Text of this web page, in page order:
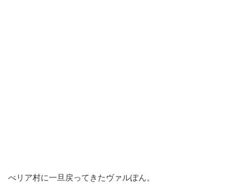
べリア村に一旦戻ってきたヴァルぽん。